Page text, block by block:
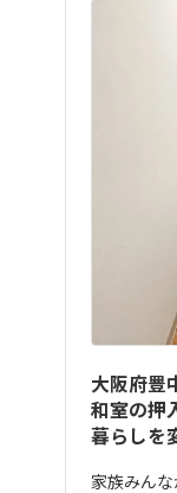
大阪府豊
和室の押
暮らしを
家族みん